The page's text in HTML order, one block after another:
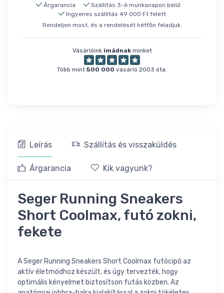
Árgarancia
Szállítás 3-6 munkanapon belül
Ingyenes szállítás 49 000 Ft felett
Rendeljen most, és a rendelését hétfőn feladjuk.
Vásárlóink imádnakminket
Több mint 500 000 vásárló 2003 óta.
Leírás Szállítás és visszaküldés
Árgarancia Kik vagyunk?
Seger Running Sneakers
Short Coolmax, futó zokni,
fekete
A Seger Running Sneakers Short Coolmax futócipő az
aktív életmódhoz készült, és úgy tervezték, hogy
optimális kényelmet biztosítson futás közben. Az